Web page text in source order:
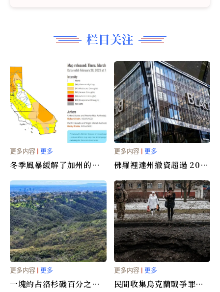
栏目关注
更多内容 | 更多
冬季風暴緩解了加州的乾
更多内容 | 更多
佛羅裡達州撤資超過 20
疑
更多内容 | 更多
一塊約占洛杉磯百分之六
更多内容 | 更多
民間收集烏克蘭戰爭罪的